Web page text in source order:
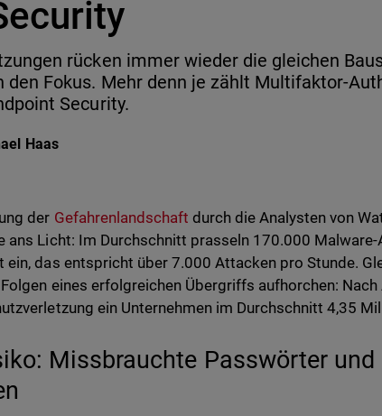
rücken immer wieder die gleichen
den Fokus. Mehr denn je zählt Multifaktor-
Security.
Haas
on Reddit
der Gefahrenlandschaft durch die Analysten von
ans Licht: Im Durchschnitt prasseln 170.000
ein, das entspricht über 7.000 Attacken pro Stunde.
eines erfolgreichen Übergriffs aufhorchen: Nach
ein Unternehmen im Durchschnitt 4,35
Missbrauchte Passwörter und